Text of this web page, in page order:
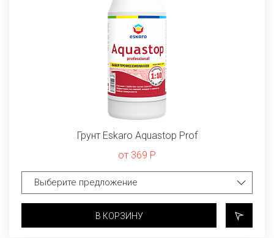
Грунт Eskaro Aquastop Prof
от 369 Р
В КОРЗИНУ